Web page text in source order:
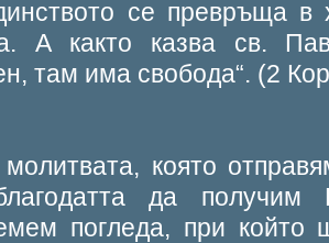
се превръща в
А както казва св.
там има свобода“. (2
молитвата, която
да получим
погледа, при който